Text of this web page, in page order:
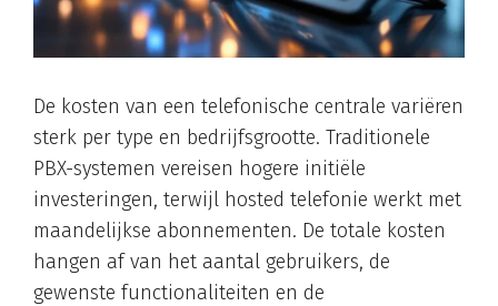
De kosten van een telefonische centrale variëren
sterk per type en bedrijfsgrootte. Traditionele
PBX-systemen vereisen hogere initiële
investeringen, terwijl hosted telefonie werkt met
maandelijkse abonnementen. De totale kosten
hangen af van het aantal gebruikers, de
gewenste functionaliteiten en de